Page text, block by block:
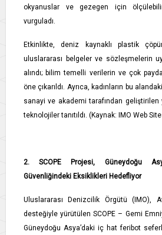
okyanuslar ve gezegen için
vurguladı.
Etkinlikte, deniz kaynaklı plastik
uluslararası belgeler ve sözleşmelerin
alındı; bilim temelli verilerin ve çok
öne çıkarıldı. Ayrıca, kadınların bu
sanayi ve akademi tarafından geliştirilen
teknolojiler tanıtıldı. (Kaynak: IMO Web
2. SCOPE Projesi, Güneydoğu
Güvenliğindeki Eksiklikleri Hedefliyor
Uluslararası Denizcilik Örgütü (IMO),
desteğiyle yürütülen SCOPE – Gemi
Güneydoğu Asya’daki iç hat feribot